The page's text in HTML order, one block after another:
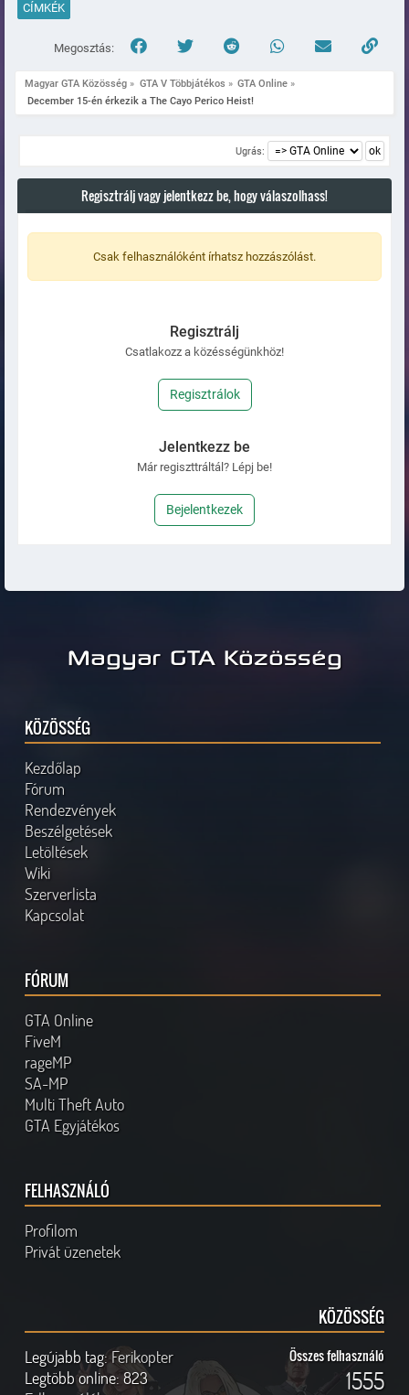
CÍMKÉK
Megosztás:
Magyar GTA Közösség » GTA V Többjátékos » GTA Online »
December 15-én érkezik a The Cayo Perico Heist!
Ugrás:
Regisztrálj vagy jelentkezz be, hogy válaszolhass!
Csak felhasználóként írhatsz hozzászólást.
Regisztrálj
Csatlakozz a közésségünkhöz!
Regisztrálok
Jelentkezz be
Már regiszttráltál? Lépj be!
Bejelentkezek
Magyar GTA Közösség
KÖZÖSSÉG
Kezdőlap
Fórum
Rendezvények
Beszélgetések
Letöltések
Wiki
Szerverlista
Kapcsolat
FÓRUM
GTA Online
FiveM
rageMP
SA-MP
Multi Theft Auto
GTA Egyjátékos
FELHASZNÁLÓ
Profilom
Privát üzenetek
KÖZÖSSÉG
Legújabb tag:Ferikopter
Legtöbb online:823
Összes felhasználó
1555